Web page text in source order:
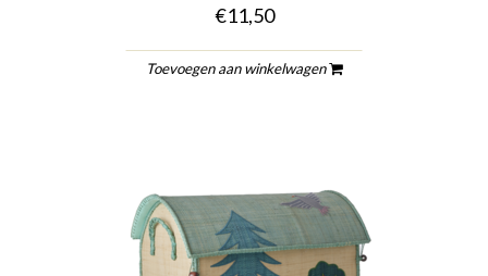
€11,50
Toevoegen aan winkelwagen